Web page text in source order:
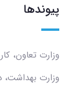
پیوندها
وزارت تعاون،
وزارت